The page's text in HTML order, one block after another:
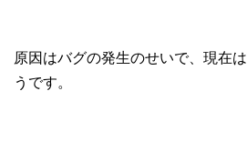
原因はバグの発生のせいで、現在
うです。